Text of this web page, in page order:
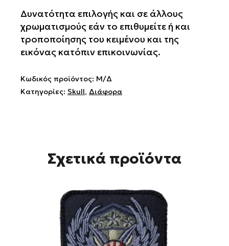
ποσότητα
Δυνατότητα επιλογής και σε άλλους
χρωματισμούς εάν το επιθυμείτε ή και
τροποποίησης του κειμένου και της
εικόνας κατόπιν επικοινωνίας.
Κωδικός προϊόντος: Μ/Δ
Κατηγορίες: Skull, Διάφορα
Σχετικά προϊόντα